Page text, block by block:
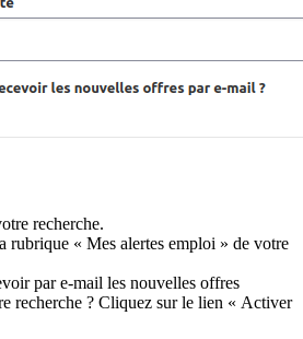
recherche.
rubrique « Mes alertes emploi » de votre
par e-mail les nouvelles offres
recherche ? Cliquez sur le lien « Activer